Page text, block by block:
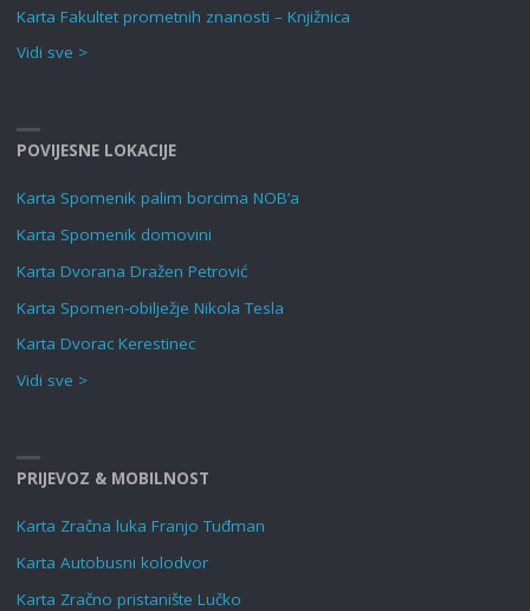
Karta Fakultet prometnih znanosti – Knjižnica
Vidi sve >
POVIJESNE LOKACIJE
Karta Spomenik palim borcima NOB’a
Karta Spomenik domovini
Karta Dvorana Dražen Petrović
Karta Spomen-obilježje Nikola Tesla
Karta Dvorac Kerestinec
Vidi sve >
PRIJEVOZ & MOBILNOST
Karta Zračna luka Franjo Tuđman
Karta Autobusni kolodvor
Karta Zračno pristanište Lučko